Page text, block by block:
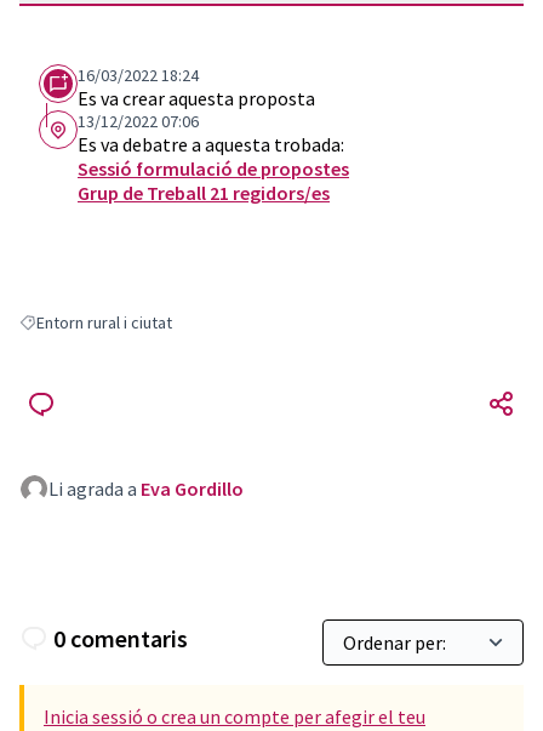
16/03/2022 18:24
Es va crear aquesta proposta
13/12/2022 07:06
Es va debatre a aquesta trobada:
Sessió formulació de propostes
Grup de Treball 21 regidors/es
Resultats en filtrar per: Entorn rural i ciutat
Entorn rural i ciutat
Li agrada a Eva Gordillo
0 comentaris
Inicia sessió o crea un compte per afegir el teu